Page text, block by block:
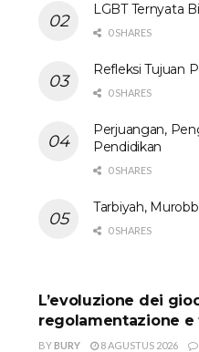
LGBT Ternyata
0 SHARES
Refleksi Tujuan
0 SHARES
Perjuangan,
Pendidikan
0 SHARES
Tarbiyah,
0 SHARES
UNCATEGORIZED
L’evoluzione dei
regolamentazione
BYBURY 8 AGUSTUS 2026